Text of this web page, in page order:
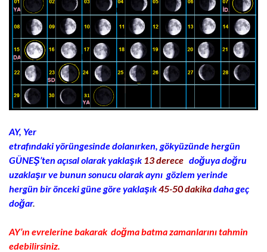
AY, Yer
etrafındaki yörüngesinde dolanırken, gökyüzünde hergün
GÜNEŞ’ten açısal olarak yaklaşık 13 derece doğuya doğru
uzaklaşır ve bunun sonucu olarak aynı gözlem yerinde
hergün bir önceki güne göre yaklaşık45-50 dakikadaha geç
doğar.
AY’ın evrelerine bakarak doğma batma zamanlarını tahmin
edebilirsiniz.